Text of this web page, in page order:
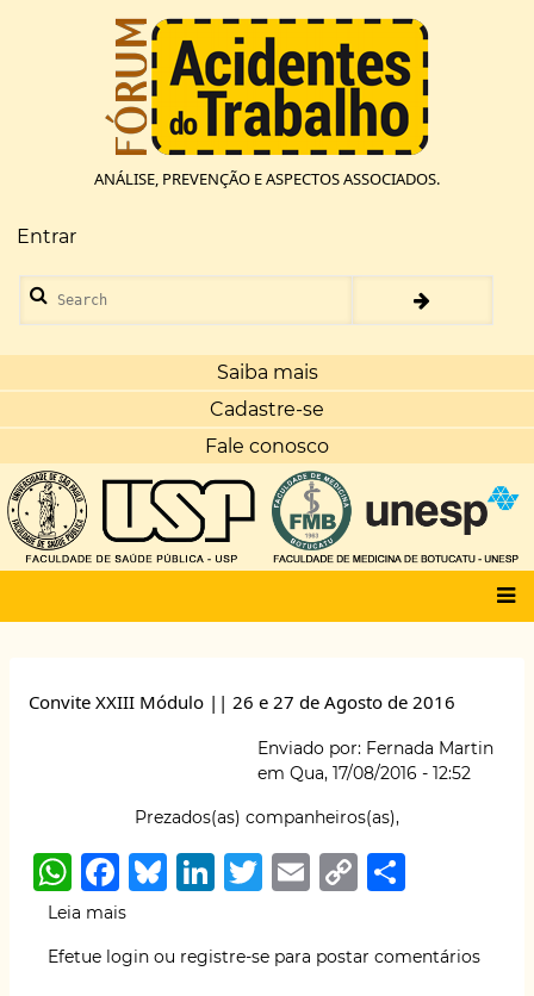
ANÁLISE, PREVENÇÃO E ASPECTOS ASSOCIADOS.
Menu
de
conta
de
usuário
Entrar
Search
Saiba mais
Cadastre-se
Fale conosco
Convite XXIII Módulo || 26 e 27 de Agosto de 2016
Enviado por: Fernada Martin
em Qua, 17/08/2016 - 12:52
Prezados(as) companheiros(as),
W
h
at
F
a
c
B
lu
e
Li
n
k
T
w
it
E
m
ai
C
o
p ar
Leia mais
XXIII
Efetue login ou registre-se para postar comentários